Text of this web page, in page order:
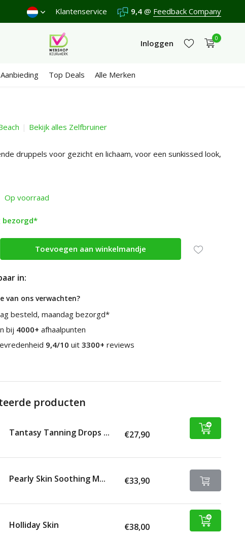
€4,95 (NL)Gratisvanaf €65 Wij scoren een9,4/10 in
Klantenservice 9,4 @ Feedback Company
Inloggen
0
Aanbieding Top Deals Alle Merken
Bekijk alles Zelfbruiner
druppels voor gezicht en lichaam, voor een sunkissed look,
Op voorraad
bezorgd*
Toevoegen aan winkelmandje
in:
van ons verwachten?
besteld, maandag bezorgd*
bij 4000+ afhaalpunten
9,4/10 uit 3300+ reviews
producten
Tantasy Tanning Drops ... €27,90
Pearly Skin Soothing M... €33,90
Holliday Skin €38,00